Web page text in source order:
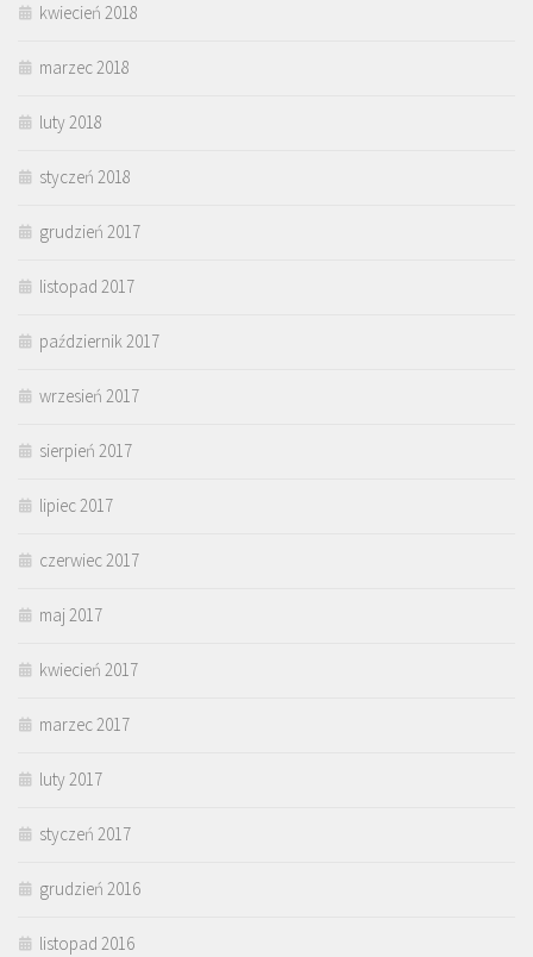
kwiecień 2018
marzec 2018
luty 2018
styczeń 2018
grudzień 2017
listopad 2017
październik 2017
wrzesień 2017
sierpień 2017
lipiec 2017
czerwiec 2017
maj 2017
kwiecień 2017
marzec 2017
luty 2017
styczeń 2017
grudzień 2016
listopad 2016